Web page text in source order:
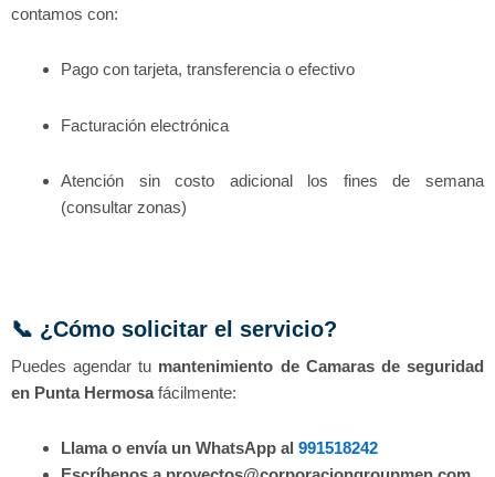
contamos con:
Pago con tarjeta, transferencia o efectivo
Facturación electrónica
Atención sin costo adicional los fines de semana
(consultar zonas)
📞 ¿Cómo solicitar el servicio?
Puedes agendar tu mantenimiento de Camaras de seguridad
en Punta Hermosafácilmente:
Llama o envía un WhatsApp al 991518242